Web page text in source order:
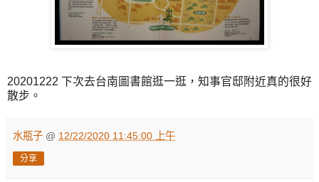
20201222 下次去台南圖書館逛一逛，知事官邸附近真的很好
散步。
水瓶子 @ 12/22/2020 11:45:00 上午
分享